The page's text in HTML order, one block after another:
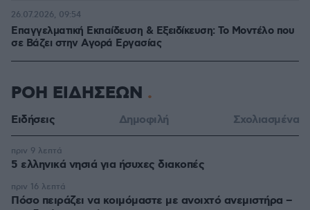
Επαγγελματική Εκπαίδευση & Εξειδίκευση: Το Mοντέλο που
σε Bάζει στην Aγορά Eργασίας
26.07.2026, 09:54
ΡΟΗ ΕΙΔΗΣΕΩΝ
Ειδήσεις Δημοφιλή Σχολιασμένα
5 ελληνικά νησιά για ήσυχες διακοπές
πριν 9 λεπτά
Πόσο πειράζει να κοιμόμαστε με ανοιχτό ανεμιστήρα –
πριν 16 λεπτά